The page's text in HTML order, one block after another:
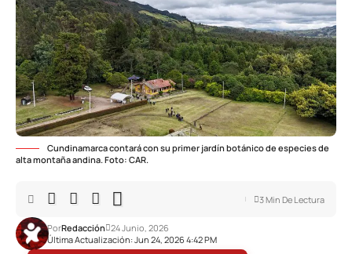
Cundinamarca contará con su primer jardín botánico de especies de
alta montaña andina. Foto: CAR.
Última Actualización: Jun 24, 2026 4:42 PM
PorRedacción 24 Junio, 2026
3 Min De Lectura